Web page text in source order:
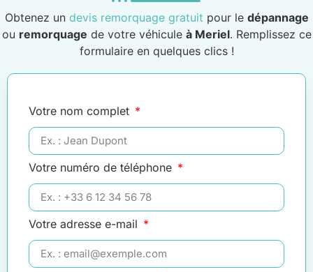
Obtenez un devis remorquage gratuit pour le dépannage
ou remorquage de votre véhicule à Meriel. Remplissez ce
formulaire en quelques clics !
Votre nom complet
Votre numéro de téléphone
Votre adresse e-mail